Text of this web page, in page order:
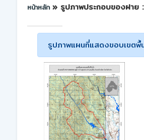
หน้าหลัก » รูปภาพประกอบของฝาย
รูปภาพแผนที่แสดงขอบเขตพื้